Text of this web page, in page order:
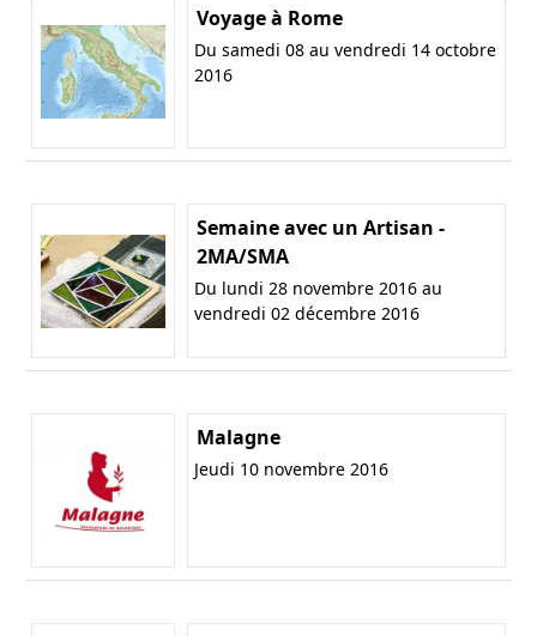
Voyage à Rome
Du samedi 08 au vendredi 14 octobre
2016
Semaine avec un Artisan -
2MA/SMA
Du lundi 28 novembre 2016 au
vendredi 02 décembre 2016
Malagne
Jeudi 10 novembre 2016